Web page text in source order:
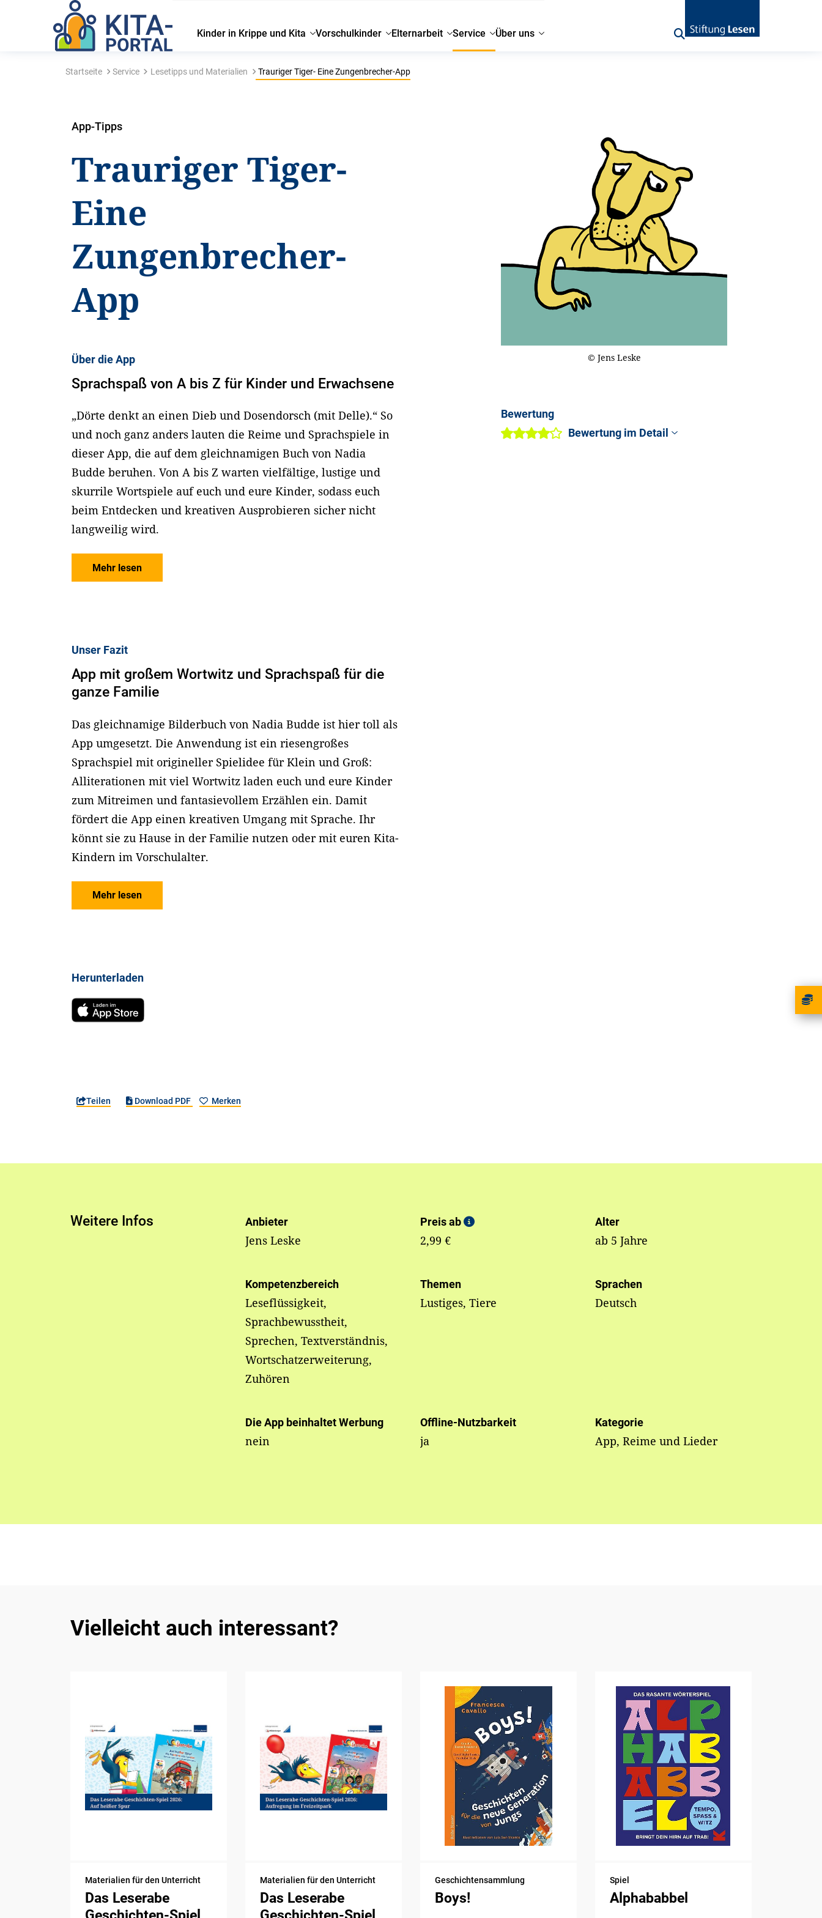
Kinder in Krippe und Kita Vorschulkinder Elternarbeit Service Über uns
Startseite Service Lesetipps und Materialien Trauriger Tiger- Eine Zungenbrecher-App
App-Tipps
Trauriger Tiger-
Eine
Zungenbrecher-
App
Über die App
Sprachspaß von A bis Z für Kinder und Erwachsene
„Dörte denkt an einen Dieb und Dosendorsch (mit Delle).“ So
und noch ganz anders lauten die Reime und Sprachspiele in
dieser App, die auf dem gleichnamigen Buch von Nadia
Budde beruhen. Von A bis Z warten vielfältige, lustige und
skurrile Wortspiele auf euch und eure Kinder, sodass euch
beim Entdecken und kreativen Ausprobieren sicher nicht
langweilig wird.
Mehr lesen
Unser Fazit
App mit großem Wortwitz und Sprachspaß für die
ganze Familie
Das gleichnamige Bilderbuch von Nadia Budde ist hier toll als
App umgesetzt. Die Anwendung ist ein riesengroßes
Sprachspiel mit origineller Spielidee für Klein und Groß:
Alliterationen mit viel Wortwitz laden euch und eure Kinder
zum Mitreimen und fantasievollem Erzählen ein. Damit
fördert die App einen kreativen Umgang mit Sprache. Ihr
könnt sie zu Hause in der Familie nutzen oder mit euren Kita-
Kindern im Vorschulalter.
Mehr lesen
Herunterladen
Teilen Download PDF Merken
© Jens Leske
Bewertung
Bewertung im Detail
Weitere Infos Anbieter
Jens Leske
Preis ab
2,99 €
Alter
ab 5 Jahre
Kompetenzbereich
Leseflüssigkeit,
Sprachbewusstheit,
Sprechen, Textverständnis,
Wortschatzerweiterung,
Zuhören
Themen
Lustiges, Tiere
Sprachen
Deutsch
Die App beinhaltet Werbung
nein
Offline-Nutzbarkeit
ja
Kategorie
App, Reime und Lieder
Vielleicht auch interessant?
Materialien für den Unterricht
Das Leserabe
Materialien für den Unterricht
Das Leserabe
Geschichtensammlung
Boys!
Spiel
Alphababbel